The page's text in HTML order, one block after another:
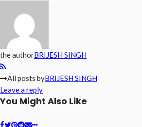
the authorBRIJESH SINGH
All posts byBRIJESH SINGH
Leave a reply
You Might Also Like